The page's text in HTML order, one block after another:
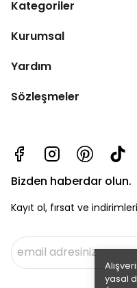
yasal
Kategoriler
Kurumsal
Yardım
Sözleşmeler
Bizden haberdar olun.
Kayıt ol, fırsat ve